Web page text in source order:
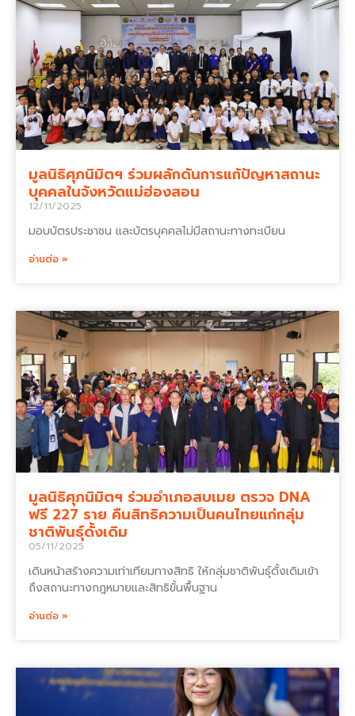
มูลนิธิศุภนิมิตฯ ร่วมผลักดันการแก้ปัญหาสถานะ
บุคคลในจังหวัดแม่ฮ่องสอน
12/11/2025
มอบบัตรประชาชน และบัตรบุคคลไม่มีสถานะทางทะเบียน
อ่านต่อ »
มูลนิธิศุภนิมิตฯ ร่วมอำเภอสบเมย ตรวจ DNA
ฟรี 227 ราย คืนสิทธิความเป็นคนไทยแก่กลุ่ม
ชาติพันธุ์ดั้งเดิม
05/11/2025
เดินหน้าสร้างความเท่าเทียมทางสิทธิ ให้กลุ่มชาติพันธุ์ดั้งเดิมเข้า
ถึงสถานะทางกฎหมายและสิทธิขั้นพื้นฐาน
อ่านต่อ »